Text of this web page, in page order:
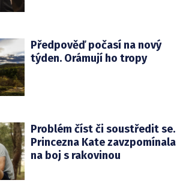
Předpověď počasí na nový
týden. Orámují ho tropy
Problém číst či soustředit se.
Princezna Kate zavzpomínala
na boj s rakovinou